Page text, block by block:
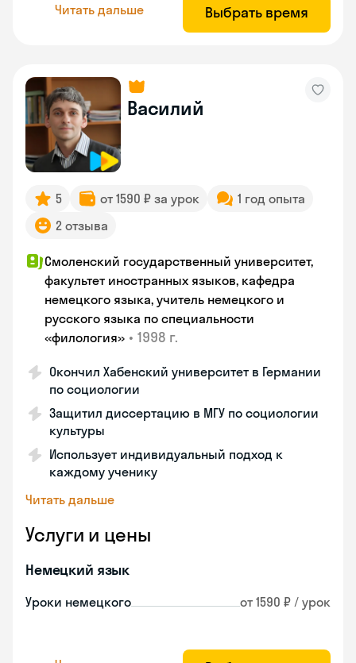
Читать дальше Выбрать время
Василий
5 от 1590 ₽ за урок
1 год опыта
2 отзыва
Смоленский государственный университет,
факультет иностранных языков, кафедра
немецкого языка, учитель немецкого и
русского языка по специальности
«филология» • 1998 г.
Окончил Хабенский университет в Германии
по социологии
Защитил диссертацию в МГУ по социологии
культуры
Использует индивидуальный подход к
каждому ученику
Читать дальше
Услуги и цены
Немецкий язык
Уроки немецкого от 1590 ₽ / урок